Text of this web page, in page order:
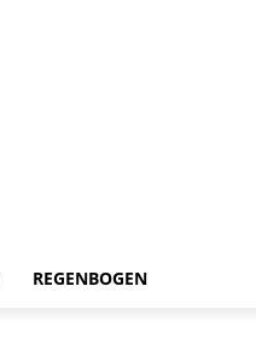
REGENBOGEN